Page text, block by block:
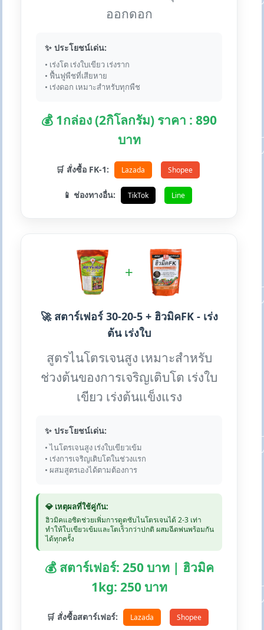
ออกดอก
✨ ประโยชน์เด่น:
• เร่งโต เร่งใบเขียว เร่งราก
• ฟื้นฟูพืชที่เสียหาย
• เร่งดอก เหมาะสำหรับทุกพืช
💰 1กล่อง (2กิโลกรัม) ราคา : 890
บาท
🛒 สั่งซื้อ FK-1: Lazada Shopee
📱 ช่องทางอื่น: TikTok Line
+
🚀 สตาร์เฟอร์ 30-20-5 + ฮิวมิคFK - เร่ง
ต้น เร่งใบ
สูตรไนโตรเจนสูง เหมาะสำหรับ
ช่วงต้นของการเจริญเติบโต เร่งใบ
เขียว เร่งต้นแข็งแรง
✨ ประโยชน์เด่น:
• ไนโตรเจนสูง เร่งใบเขียวเข้ม
• เร่งการเจริญเติบโตในช่วงแรก
• ผสมสูตรเองได้ตามต้องการ
💎 เหตุผลที่ใช้คู่กัน:
ฮิวมิคแอซิดช่วยเพิ่มการดูดซับไนโตรเจนได้ 2-3 เท่า
ทำให้ใบเขียวเข้มและโตเร็วกว่าปกติ ผสมฉีดพ่นพร้อมกัน
ได้ทุกครั้ง
💰 สตาร์เฟอร์: 250 บาท | ฮิวมิค
1kg: 250 บาท
🛒 สั่งซื้อสตาร์เฟอร์: Lazada Shopee